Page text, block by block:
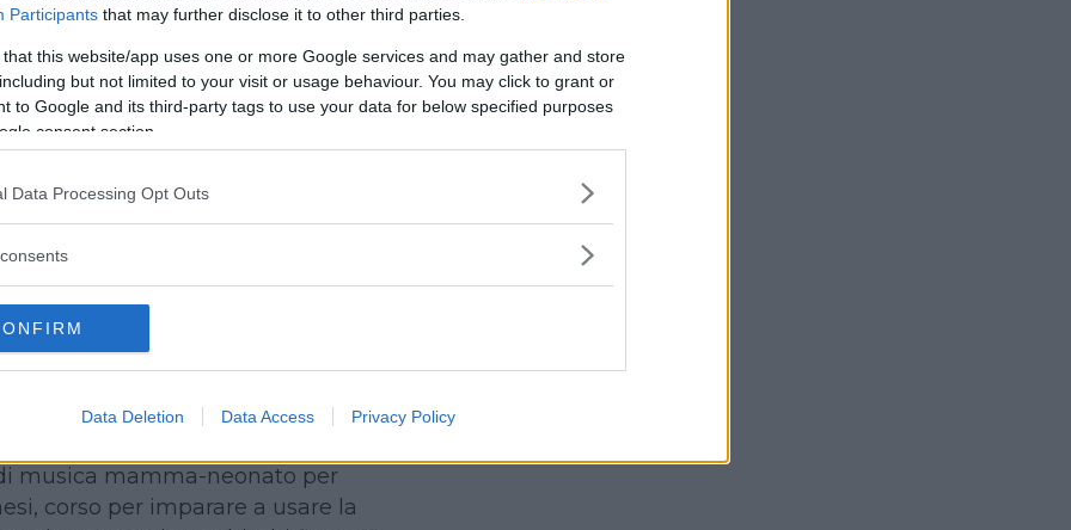
Participants that may further disclose it to other third parties.
that this website/app uses one or more Google services and may gather and store
but not limited to your visit or usage behaviour. You may click to grant or
to Google and its third-party tags to use your data for below specified purposes
consent section.
Data Processing Opt Outs
Data Deletion Data Access Privacy Policy
concepiti e strutturati come
per affrontare problemi e disagi,
di divertimento, gioco e
Tra i servizi offerti, oltre ai
alla scuola di teatro, anche feste di
professionisti, spettacoli
11 – Torino
corsi e attività pensati sia
che per la neomamma e il suo
percorso di yoga in
musica mamma-neonato per
corso per imparare a usare la